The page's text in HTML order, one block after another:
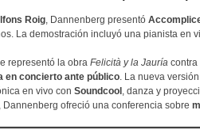
Roig, Dannenberg presentó
La demostración incluyó una pianista en
representó la obra Felicità y la Jauría contra
en concierto ante público. La nueva
en vivo con Soundcool , danza y
Dannenberg ofreció una conferencia sobre